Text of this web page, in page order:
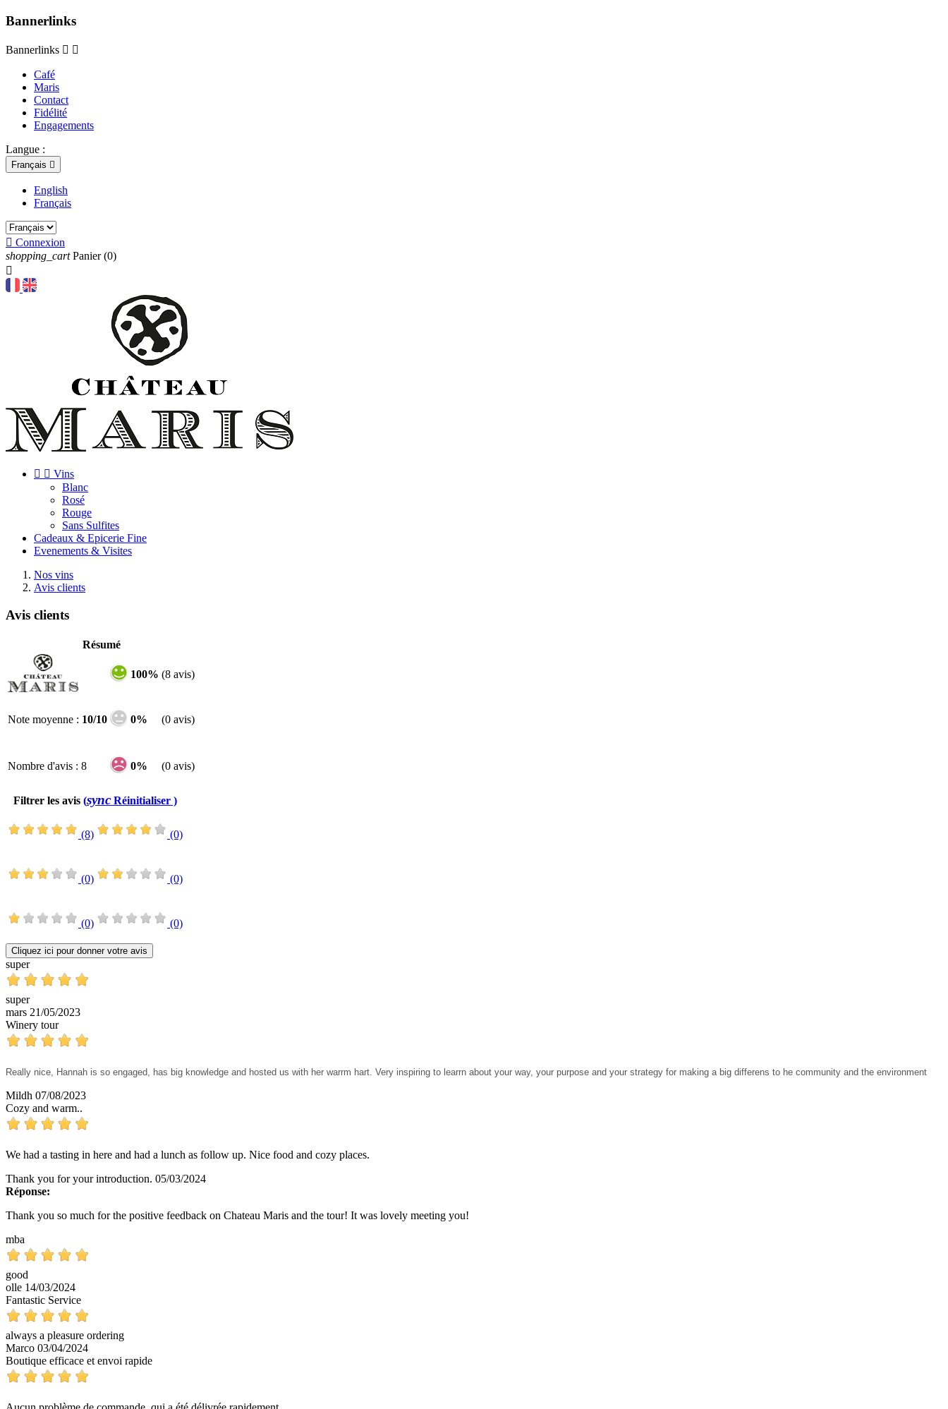
Bannerlinks
Bannerlinks  
Café
Maris
Contact
Fidélité
Engagements
Langue :
Français 
English
Français
 Connexion
shopping_cart Panier (0)

  Vins
Blanc
Rosé
Rouge
Sans Sulfites
Cadeaux & Epicerie Fine
Evenements & Visites
Nos vins
Avis clients
Avis clients
Résumé
100% (8 avis)
Note moyenne : 10/10 0% (0 avis)
Nombre d'avis : 8 0% (0 avis)
Filtrer les avis (sync Réinitialiser )
(8) (0)
(0) (0)
(0) (0)
Cliquez ici pour donner votre avis
super
super
mars 21/05/2023
Winery tour
Really nice, Hannah is so engaged, has big knowledge and hosted us with her warrm hart. Very inspiring to learrn about your way, your purpose and your strategy for making a big differens to he community and the environment
Mildh 07/08/2023
Cozy and warm..
We had a tasting in here and had a lunch as follow up. Nice food and cozy places.
Thank you for your introduction. 05/03/2024
Réponse:
Thank you so much for the positive feedback on Chateau Maris and the tour! It was lovely meeting you!
mba
good
olle 14/03/2024
Fantastic Service
always a pleasure ordering
Marco 03/04/2024
Boutique efficace et envoi rapide